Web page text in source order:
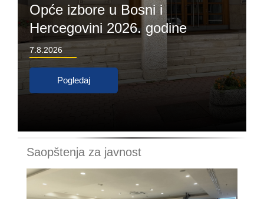
Opće izbore u Bosni i
Hercegovini 2026. godine
7.8.2026
Pogledaj
Saopštenja za javnost